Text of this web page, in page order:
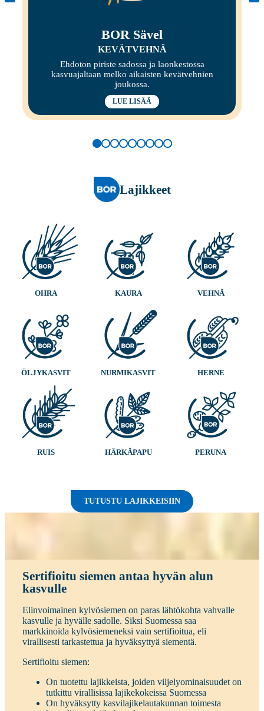
BOR Sävel
KEVÄTVEHNÄ
Ehdoton piriste sadossa ja laonkestossa
kasvuajaltaan melko aikaisten kevätvehnien
joukossa.
LUE LISÄÄ
Lajikkeet
OHRA KAURA VEHNÄ
ÖLJYKASVIT NURMIKASVIT HERNE
RUIS HÄRKÄPAPU PERUNA
TUTUSTU LAJIKKEISIIN
Sertifioitu siemen antaa hyvän alun
kasvulle
Elinvoimainen kylvösiemen on paras lähtökohta vahvalle
kasvulle ja hyvälle sadolle. Siksi Suomessa saa
markkinoida kylvösiemeneksi vain sertifioitua, eli
virallisesti tarkastettua ja hyväksyttyä siementä.
Sertifioitu siemen:
On tuotettu lajikkeista, joiden viljelyominaisuudet on
tutkittu virallisissa lajikekokeissa Suomessa
On hyväksytty kasvilajikelautakunnan toimesta